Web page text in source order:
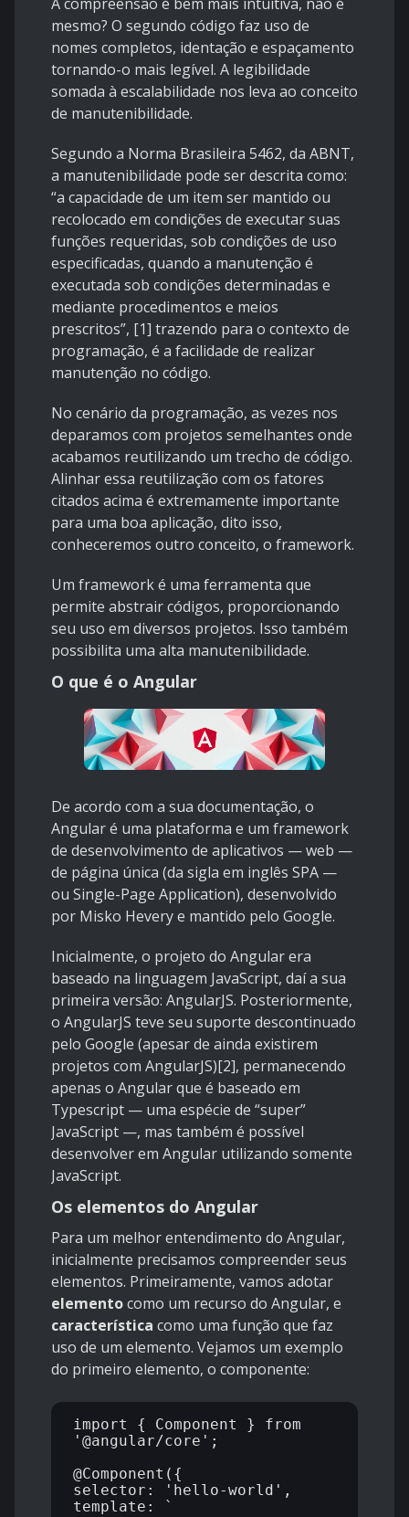
mesmo? O segundo código faz uso de
nomes completos, identação e espaçamento
tornando-o mais legível. A legibilidade
somada à escalabilidade nos leva ao conceito
de manutenibilidade.
Segundo a Norma Brasileira 5462, da ABNT,
a manutenibilidade pode ser descrita como:
“a capacidade de um item ser mantido ou
recolocado em condições de executar suas
funções requeridas, sob condições de uso
especificadas, quando a manutenção é
executada sob condições determinadas e
mediante procedimentos e meios
prescritos”, [1] trazendo para o contexto de
programação, é a facilidade de realizar
manutenção no código.
No cenário da programação, as vezes nos
deparamos com projetos semelhantes onde
acabamos reutilizando um trecho de código.
Alinhar essa reutilização com os fatores
citados acima é extremamente importante
para uma boa aplicação, dito isso,
conheceremos outro conceito, o framework.
Um framework é uma ferramenta que
permite abstrair códigos, proporcionando
seu uso em diversos projetos. Isso também
possibilita uma alta manutenibilidade.
O que é o Angular
De acordo com a sua documentação, o
Angularé uma plataforma e um framework
de desenvolvimento de aplicativos — web —
de página única (da sigla em inglês SPA —
ou Single-Page Application), desenvolvido
por Misko Hevery e mantido pelo Google.
Inicialmente, o projeto do Angular era
baseado na linguagem JavaScript, daí a sua
primeira versão: AngularJS. Posteriormente,
o AngularJS teve seu suporte descontinuado
pelo Google (apesar de ainda existirem
projetos com AngularJS)[2], permanecendo
apenas o Angular que é baseado em
Typescript — uma espécie de “super”
JavaScript —, mas também é possível
desenvolver em Angular utilizando somente
JavaScript.
Os elementos do Angular
Para um melhor entendimento do Angular,
inicialmente precisamos compreender seus
elementos. Primeiramente, vamos adotar
elementocomo um recurso do Angular, e
característica como uma função que faz
uso de um elemento. Vejamos um exemplo
do primeiro elemento, o componente:
import { Component } from
'@angular/core';
@Component({
selector: 'hello-world',
template: `